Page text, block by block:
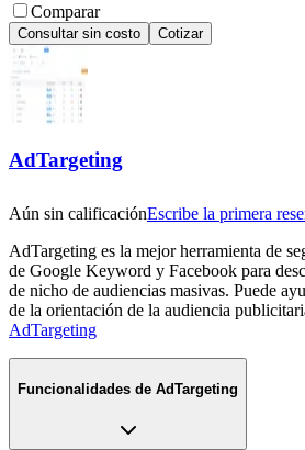
Comparar
Consultar sin costo Cotizar
AdTargeting
Aún sin calificaciónEscribe la primera
AdTargeting es la mejor herramienta de
de Google Keyword y Facebook para
de nicho de audiencias masivas. Puede
de la orientación de la audiencia
AdTargeting
Funcionalidades de AdTargeting